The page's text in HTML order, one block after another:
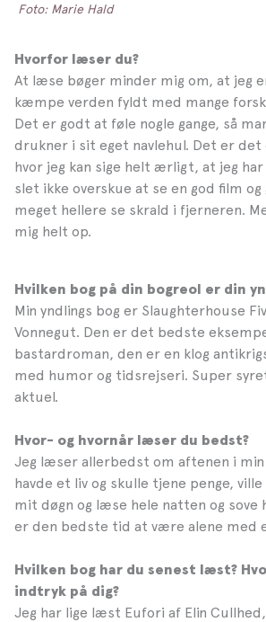
Foto: Marie Hald
Hvorfor læser du?
At læse bøger minder mig om, at jeg
kæmpe verden fyldt med mange
Det er godt at føle nogle gange, så
drukner i sit eget navlehul. Det er
hvor jeg kan sige helt ærligt, at jeg har
slet ikke overskue at se en god film
meget hellere se skrald i fjerneren.
mig helt op.
Hvilken bog på din bogreol er din
Min yndlings bog er Slaughterhouse
Vonnegut. Den er det bedste
bastardroman, den er en klog
med humor og tidsrejseri. Super
aktuel.
Hvor- og hvornår læser du bedst?
Jeg læser allerbedst om aftenen i min
havde et liv og skulle tjene penge,
mit døgn og læse hele natten og sove
er den bedste tid at være alene med
Hvilken bog har du senest læst?
indtryk på dig?
Jeg har lige læst Eufori af Elin